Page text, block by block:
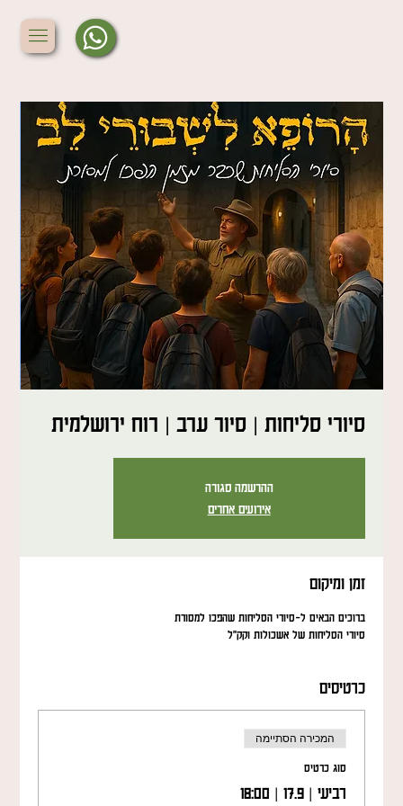
סיורי סליחות | סיור ערב | רוח ירושלמית
ההרשמה סגורה
אירועים אחרים
זמן ומיקום
ברוכים הבאים ל-סיורי הסליחות שהפכו למסורת
סיורי הסליחות של אשכולות וקק"ל
כרטיסים
המכירה הסתיימה
סוג כרטיס
רביעי | 17.9 | 18:00